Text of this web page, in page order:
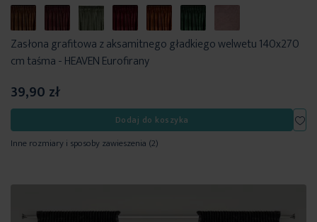
Zasłona grafitowa z aksamitnego gładkiego welwetu 140x270
cm taśma - HEAVEN Eurofirany
39,90 zł
Dodaj do koszyka
Inne rozmiary i sposoby zawieszenia (2)